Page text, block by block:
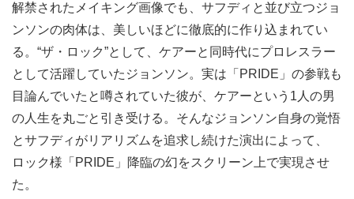
解禁されたメイキング画像でも、サフディと並び立つジョ
ンソンの肉体は、美しいほどに徹底的に作り込まれてい
る。“ザ・ロック”として、ケアーと同時代にプロレスラー
として活躍していたジョンソン。実は「PRIDE」の参戦も
目論んでいたと噂されていた彼が、ケアーという1人の男
の人生を丸ごと引き受ける。そんなジョンソン自身の覚悟
とサフディがリアリズムを追求し続けた演出によって、
ロック様「PRIDE」降臨の幻をスクリーン上で実現させ
た。